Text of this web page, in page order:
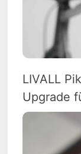
LIVALL
Upgrade